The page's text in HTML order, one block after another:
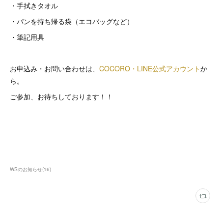
・手拭きタオル
・パンを持ち帰る袋（エコバッグなど）
・筆記用具
お申込み・お問い合わせは、 COCORO・LINE公式アカウントか
ら。
ご参加、お待ちしております！！
WSのお知らせ(16)